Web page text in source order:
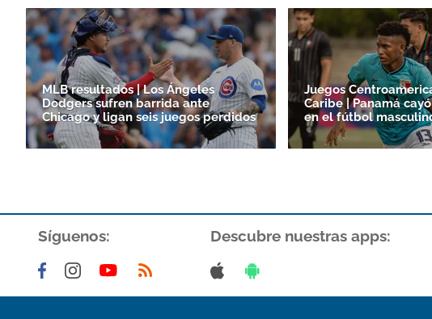
MLB resultados | Los Ángeles
Dodgers sufren barrida ante
Chicago y ligan seis juegos perdidos
Juegos
Caribe | Panamá
en el fútbol
Síguenos: Descubre nuestras apps: